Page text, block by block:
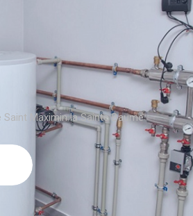
Maximin la Sainte Baume